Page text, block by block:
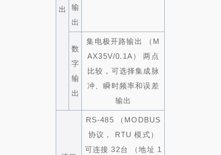
出
输
出
数
字
输
出
集电极开路输出 （M
AX35V/0.1A） 两点
比较，可选择集成脉
冲、瞬时频率和误差
输出
RS-485 （MODBUS
协议， RTU 模式）
可连接 32台 （地址 1